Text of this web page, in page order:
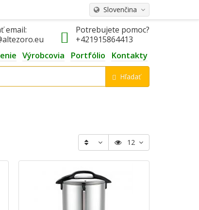
Slovenčina
email:
Potrebujete pomoc?
+421915864413
Výrobcovia Portfólio Kontakty
Hľadať
12